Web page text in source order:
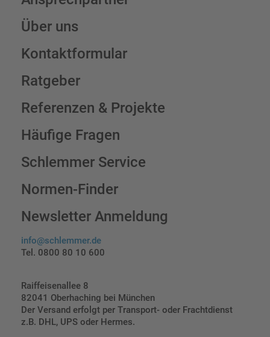
Über uns
Kontaktformular
Ratgeber
Referenzen & Projekte
Häufige Fragen
Schlemmer Service
Normen-Finder
Newsletter Anmeldung
info@schlemmer.de
Tel. 0800 80 10 600
Raiffeisenallee 8
82041 Oberhaching bei München
Der Versand erfolgt per Transport- oder Frachtdienst
z.B. DHL, UPS oder Hermes.